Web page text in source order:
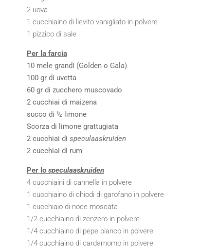
2 uova
1 cucchiaino di lievito vanigliato in polvere
1 pizzico di sale
Per la farcia
10 mele grandi (Golden o Gala)
100 gr di uvetta
60 gr di zucchero muscovado
2 cucchiai di maizena
succo di ½ limone
Scorza di limone grattugiata
2 cucchiai di speculaaskruiden
2 cucchiai di rum
Per lo speculaaskruiden
4 cucchiaini di cannella in polvere
1 cucchiaino di chiodi di garofano in polvere
1 cucchiaio di noce moscata
1/2 cucchiaino di zenzero in polvere
1/4 cucchiaino di pepe bianco in polvere
1/4 cucchiaino di cardamomo in polvere